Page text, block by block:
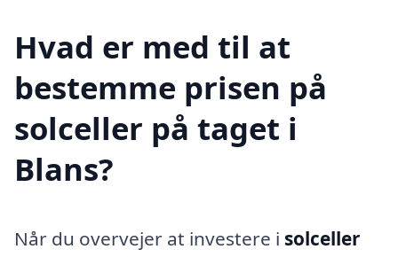
Hvad er med til at
bestemme prisen på
solceller på taget i
Blans?
Når du overvejer at investere i solceller